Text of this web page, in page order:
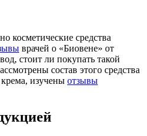
косметические средства
врачей о «Биовене» от
стоит ли покупать такой
состав этого средства
изучены отзывы